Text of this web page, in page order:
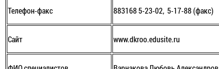
Телефон-факс 883168 5-23-02, 5-17-88 (факс)
Сайт www.dkroo.edusite.ru